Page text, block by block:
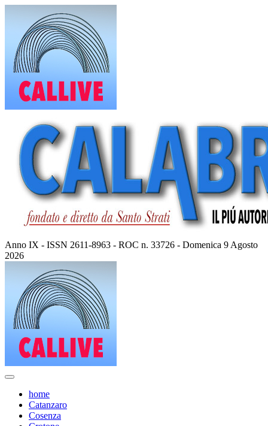
contenuto
Anno IX - ISSN 2611-8963 - ROC n. 33726 - Domenica 9 Agosto
2026
home
Catanzaro
Cosenza